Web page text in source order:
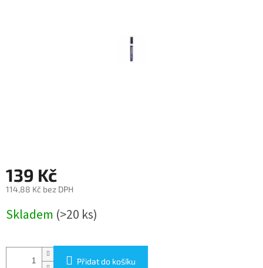
139 Kč
114,88 Kč bez DPH
cena:
Skladem (>20 ks)
Přidat do košíku